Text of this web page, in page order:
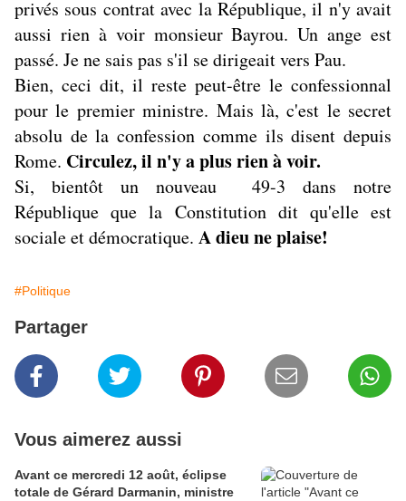
privés sous contrat avec la République, il n'y avait
aussi rien à voir monsieur Bayrou. Un ange est
passé. Je ne sais pas s'il se dirigeait vers Pau.
Bien, ceci dit, il reste peut-être le confessionnal
pour le premier ministre. Mais là, c'est le secret
absolu de la confession comme ils disent depuis
Rome. Circulez, il n'y a plus rien à voir.
Si, bientôt un nouveau 49-3 dans notre
République que la Constitution dit qu'elle est
sociale et démocratique. A dieu ne plaise!
#Politique
Partager
Vous aimerez aussi
Avant ce mercredi 12 août, éclipse
totale de Gérard Darmanin, ministre